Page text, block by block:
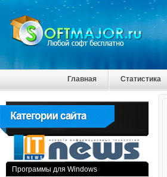
Главная Статистика
Программы для Windows